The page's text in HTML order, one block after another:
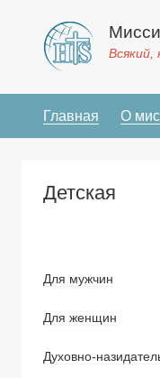
Всякий,
Главная О
Детская
Для мужчин
Для женщин
Духовно-